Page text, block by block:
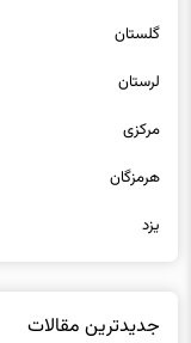
گلستان
لرستان
مرکزی
هرمزگان
یزد
جدیدترین مقالات